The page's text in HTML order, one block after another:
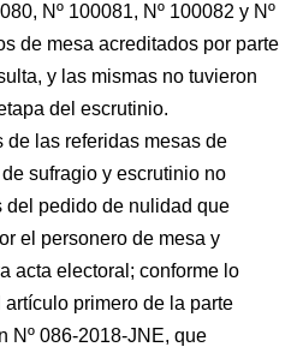
Nº 100081, Nº 100082 y Nº
de mesa acreditados por parte
y las mismas no tuvieron
del escrutinio.
de las referidas mesas de
sufragio y escrutinio no
del pedido de nulidad que
el personero de mesa y
acta electoral; conforme lo
primero de la parte
Nº 086-2018-JNE, que